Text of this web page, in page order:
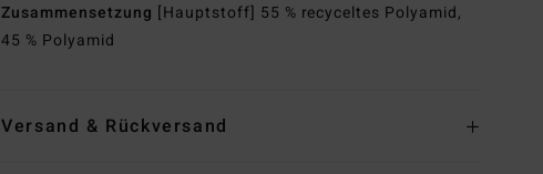
Zusammensetzung [Hauptstoff] 55 % recyceltes Polyamid,
45 % Polyamid
Versand & Rückversand